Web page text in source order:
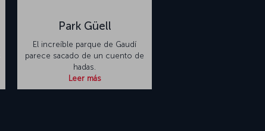
Park Güell
El increíble parque de Gaudí
parece sacado de un cuento de
hadas.
Leer más